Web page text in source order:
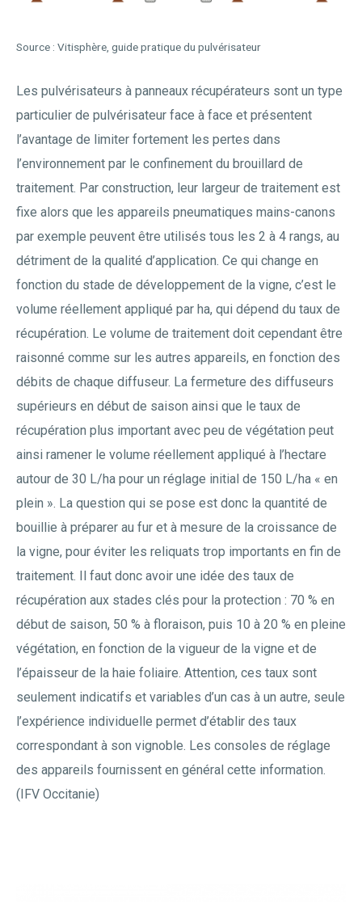
Source : Vitisphère, guide pratique du pulvérisateur
Les pulvérisateurs à panneaux récupérateurs sont un type
particulier de pulvérisateur face à face et présentent
l’avantage de limiter fortement les pertes dans
l’environnement par le confinement du brouillard de
traitement. Par construction, leur largeur de traitement est
fixe alors que les appareils pneumatiques mains-canons
par exemple peuvent être utilisés tous les 2 à 4 rangs, au
détriment de la qualité d’application. Ce qui change en
fonction du stade de développement de la vigne, c’est le
volume réellement appliqué par ha, qui dépend du taux de
récupération. Le volume de traitement doit cependant être
raisonné comme sur les autres appareils, en fonction des
débits de chaque diffuseur. La fermeture des diffuseurs
supérieurs en début de saison ainsi que le taux de
récupération plus important avec peu de végétation peut
ainsi ramener le volume réellement appliqué à l’hectare
autour de 30 L/ha pour un réglage initial de 150 L/ha « en
plein ». La question qui se pose est donc la quantité de
bouillie à préparer au fur et à mesure de la croissance de
la vigne, pour éviter les reliquats trop importants en fin de
traitement. Il faut donc avoir une idée des taux de
récupération aux stades clés pour la protection : 70 % en
début de saison, 50 % à floraison, puis 10 à 20 % en pleine
végétation, en fonction de la vigueur de la vigne et de
l’épaisseur de la haie foliaire. Attention, ces taux sont
seulement indicatifs et variables d’un cas à un autre, seule
l’expérience individuelle permet d’établir des taux
correspondant à son vignoble. Les consoles de réglage
des appareils fournissent en général cette information.
(IFV Occitanie)